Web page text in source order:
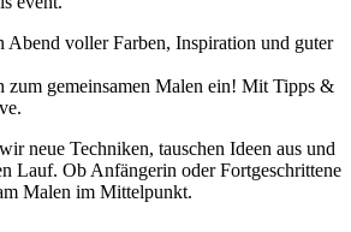
Abend voller Farben, Inspiration und guter
zum gemeinsamen Malen ein! Mit Tipps &
neue Techniken, tauschen Ideen aus und
Lauf. Ob Anfängerin oder Fortgeschrittene
Malen im Mittelpunkt.